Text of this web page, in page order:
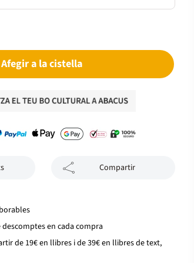
Afegir a la cistella
Compartir
en cada compra
de 19€ en llibres i de 39€ en llibres de text,